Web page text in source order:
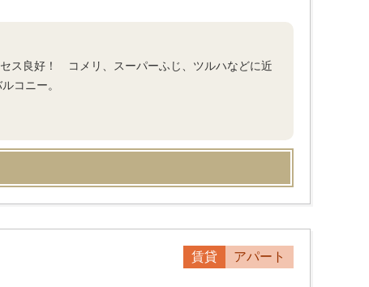
良好！ コメリ、スーパーふじ、ツルハなどに近
コニー。
賃貸 アパート